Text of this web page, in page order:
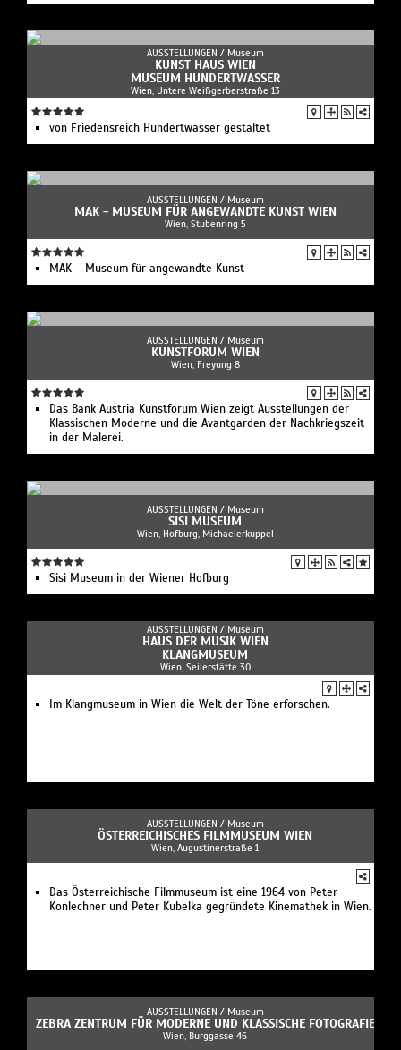
AUSSTELLUNGEN / Museum
KUNST HAUS WIEN
MUSEUM HUNDERTWASSER
Wien, Untere Weißgerberstraße 13
von Friedensreich Hundertwasser gestaltet
AUSSTELLUNGEN / Museum
MAK - MUSEUM FÜR ANGEWANDTE KUNST WIEN
Wien, Stubenring 5
MAK – Museum für angewandte Kunst
AUSSTELLUNGEN / Museum
KUNSTFORUM WIEN
Wien, Freyung 8
Das Bank Austria Kunstforum Wien zeigt Ausstellungen der
Klassischen Moderne und die Avantgarden der Nachkriegszeit
in der Malerei.
AUSSTELLUNGEN / Museum
SISI MUSEUM
Wien, Hofburg, Michaelerkuppel
Sisi Museum in der Wiener Hofburg
AUSSTELLUNGEN / Museum
HAUS DER MUSIK WIEN
KLANGMUSEUM
Wien, Seilerstätte 30
Im Klangmuseum in Wien die Welt der Töne erforschen.
AUSSTELLUNGEN / Museum
ÖSTERREICHISCHES FILMMUSEUM WIEN
Wien, Augustinerstraße 1
Das Österreichische Filmmuseum ist eine 1964 von Peter
Konlechner und Peter Kubelka gegründete Kinemathek in Wien.
AUSSTELLUNGEN / Museum
ZEBRA ZENTRUM FÜR MODERNE UND KLASSISCHE FOTOGRAFIE
Wien, Burggasse 46